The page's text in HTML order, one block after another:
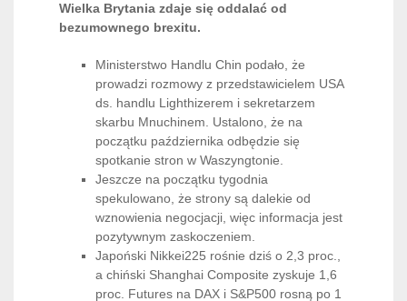
Wielka Brytania zdaje się oddalać od
bezumownego brexitu.
Ministerstwo Handlu Chin podało, że
prowadzi rozmowy z przedstawicielem USA
ds. handlu Lighthizerem i sekretarzem
skarbu Mnuchinem. Ustalono, że na
początku października odbędzie się
spotkanie stron w Waszyngtonie.
Jeszcze na początku tygodnia
spekulowano, że strony są dalekie od
wznowienia negocjacji, więc informacja jest
pozytywnym zaskoczeniem.
Japoński Nikkei225 rośnie dziś o 2,3 proc.,
a chiński Shanghai Composite zyskuje 1,6
proc. Futures na DAX i S&P500 rosną po 1